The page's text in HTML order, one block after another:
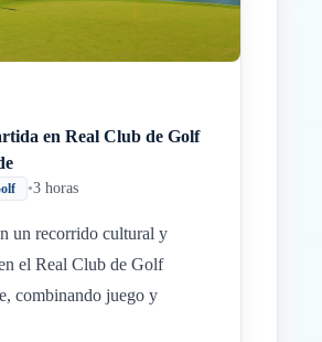
en Real Club de Golf
•3 horas
un recorrido cultural y
el Real Club de Golf
combinando juego y